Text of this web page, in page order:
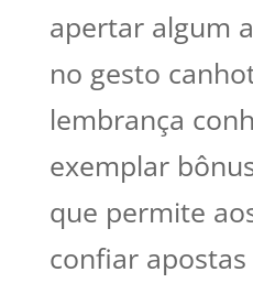
apertar algum
no gesto
lembrança
exemplar
que permite
confiar